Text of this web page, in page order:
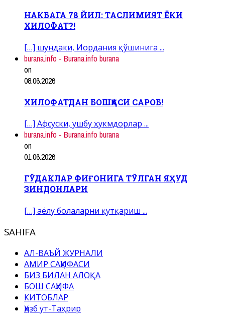
НАКБАГА 78 ЙИЛ: ТАСЛИМИЯТ ЁКИ
ХИЛОФАТ?!
[…] шундаки, Иордания қўшинига ...
burana.info - Burana.info burana
on
08.06.2026
ХИЛОФАТДАН БОШҚАСИ САРОБ!
[…] Афсуски, ушбу ҳукмдорлар ...
burana.info - Burana.info burana
on
01.06.2026
ГЎДАКЛАР ФИҒОНИГА ТЎЛГАН ЯҲУД
ЗИНДОНЛАРИ
[…] аёлу болаларни қутқариш ...
SAHIFA
АЛ-ВАЪЙ ЖУРНАЛИ
АМИР САҲИФАСИ
БИЗ БИЛАН АЛОҚА
БОШ САҲИФА
КИТОБЛАР
Ҳизб ут-Таҳрир